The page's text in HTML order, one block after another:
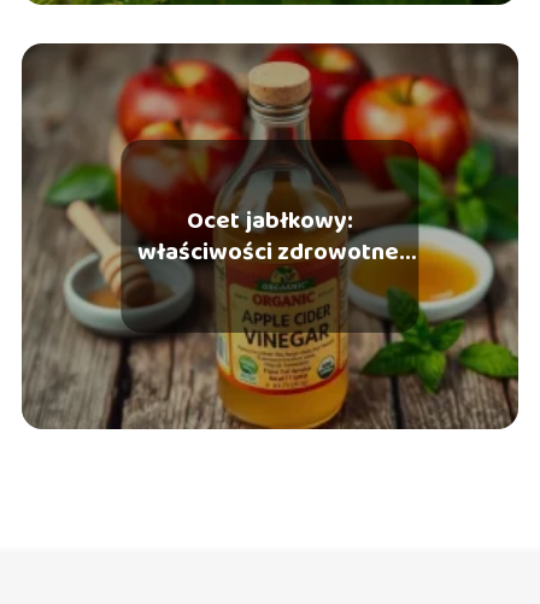
Ocet jabłkowy:
właściwości zdrowotne,
które warto znać